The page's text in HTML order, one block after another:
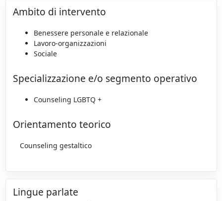
Ambito di intervento
Benessere personale e relazionale
Lavoro-organizzazioni
Sociale
Specializzazione e/o segmento operativo
Counseling LGBTQ +
Orientamento teorico
Counseling gestaltico
Lingue parlate